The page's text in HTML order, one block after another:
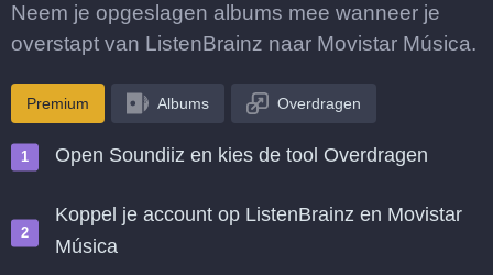
Neem je opgeslagen albums mee wanneer je
overstapt van ListenBrainz naar Movistar Música.
Premium Albums Overdragen
Open Soundiiz en kies de tool Overdragen
Koppel je account op ListenBrainz en Movistar
Música